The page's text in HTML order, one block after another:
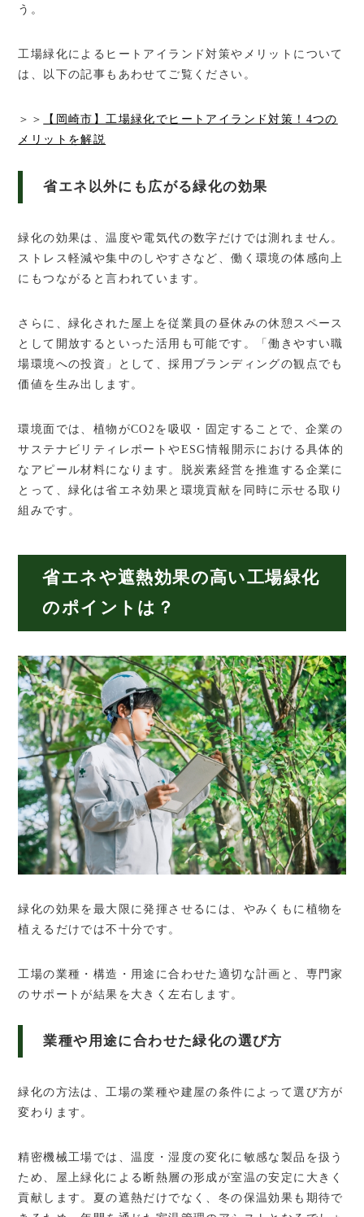
う。
工場緑化によるヒートアイランド対策やメリットについて
は、以下の記事もあわせてご覧ください。
＞＞
【岡崎市】工場緑化でヒートアイランド対策！4つの
メリットを解説
省エネ以外にも広がる緑化の効果
緑化の効果は、温度や電気代の数字だけでは測れません。
ストレス軽減や集中のしやすさなど、働く環境の体感向上
にもつながると言われています。
さらに、緑化された屋上を従業員の昼休みの休憩スペース
として開放するといった活用も可能です。「働きやすい職
場環境への投資」として、採用ブランディングの観点でも
価値を生み出します。
環境面では、植物がCO2を吸収・固定することで、企業の
サステナビリティレポートやESG情報開示における具体的
なアピール材料になります。脱炭素経営を推進する企業に
とって、緑化は省エネ効果と環境貢献を同時に示せる取り
組みです。
省エネや遮熱効果の高い工場緑化
のポイントは？
緑化の効果を最大限に発揮させるには、やみくもに植物を
植えるだけでは不十分です。
工場の業種・構造・用途に合わせた適切な計画と、専門家
のサポートが結果を大きく左右します。
業種や用途に合わせた緑化の選び方
緑化の方法は、工場の業種や建屋の条件によって選び方が
変わります。
精密機械工場では、温度・湿度の変化に敏感な製品を扱う
ため、屋上緑化による断熱層の形成が室温の安定に大きく
貢献します。夏の遮熱だけでなく、冬の保温効果も期待で